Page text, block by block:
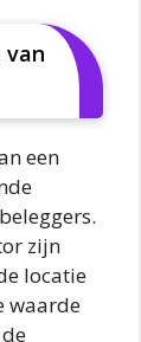
van
een
zijn
locatie
waarde